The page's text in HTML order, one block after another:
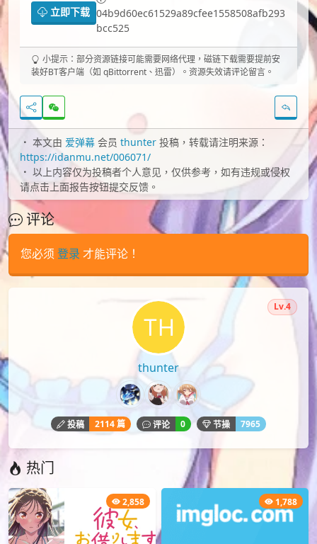
立即下载 04b9d60ec61529a89cfee1558508afb293
bcc525
小提示：部分资源链接可能需要网络代理，磁链下载需要提前安
装好BT客户端（如 qBittorrent、迅雷）。资源失效请评论留言。
本文由 爱弹幕 会员 thunter 投稿，转载请注明来源：
https://idanmu.net/006071/
以上内容仅为投稿者个人意见，仅供参考，如有违规或侵权
请点击上面报告按钮提交反馈。
评论
您必须 登录 才能评论！
thunter
Lv.4
投稿 2114 篇 评论 0 节操 7965
热门
2,858 1,788